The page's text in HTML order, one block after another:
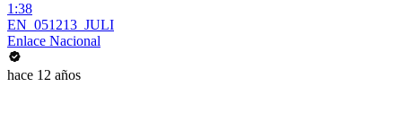
1:38
EN_051213_JULI
Enlace Nacional
hace 12 años